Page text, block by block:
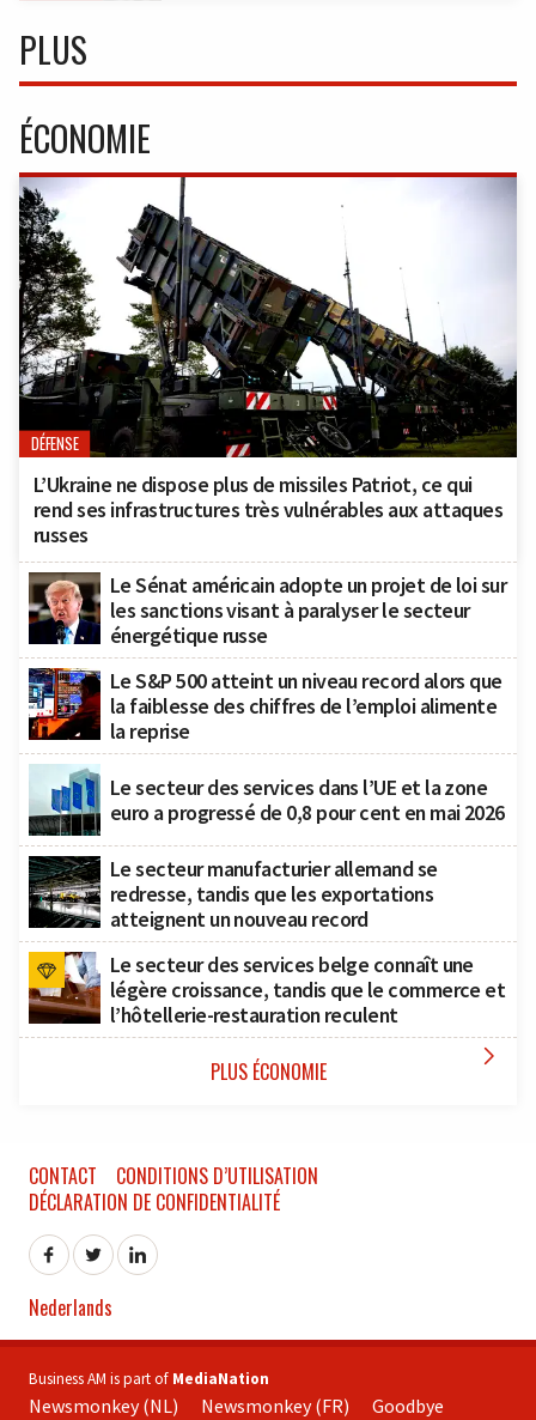
PLUS
ÉCONOMIE
DÉFENSE
L’Ukraine ne dispose plus de missiles Patriot, ce qui
rend ses infrastructures très vulnérables aux attaques
russes
Le Sénat américain adopte un projet de loi sur
les sanctions visant à paralyser le secteur
énergétique russe
Le S&P 500 atteint un niveau record alors que
la faiblesse des chiffres de l’emploi alimente
la reprise
Le secteur des services dans l’UE et la zone
euro a progressé de 0,8 pour cent en mai 2026
Le secteur manufacturier allemand se
redresse, tandis que les exportations
atteignent un nouveau record
Le secteur des services belge connaît une
légère croissance, tandis que le commerce et
l’hôtellerie-restauration reculent
PLUS ÉCONOMIE 
CONTACT
CONDITIONS D’UTILISATION
DÉCLARATION DE CONFIDENTIALITÉ
Nederlands
Business AM is part of MediaNation
Newsmonkey (NL) Newsmonkey (FR) Goodbye